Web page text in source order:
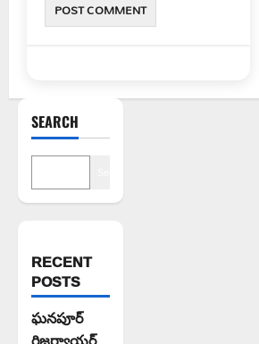
SEARCH
RECENT
POSTS
ఘనపూర్
రిజర్వాయర్